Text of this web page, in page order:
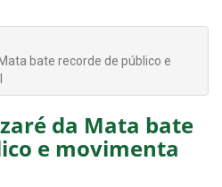
bate recorde de público e
da Mata bate
e movimenta